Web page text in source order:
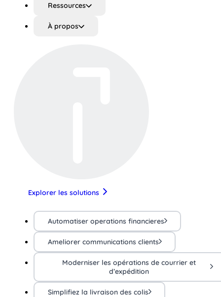
Ressources
À propos
Explorer les solutions
Automatiser operations financieres
Ameliorer communications clients
Moderniser les opérations de courrier et
d’expédition
Simplifiez la livraison des colis